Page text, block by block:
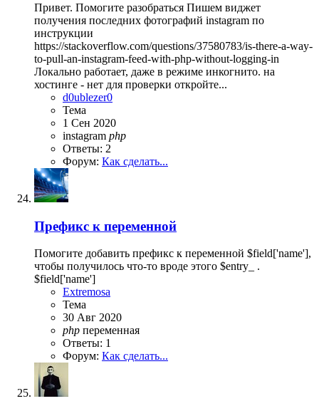
Привет. Помогите разобраться Пишем виджет
получения последних фотографий instagram по
инструкции
https://stackoverflow.com/questions/37580783/is-there-a-way-
to-pull-an-instagram-feed-with-php-without-logging-in
Локально работает, даже в режиме инкогнито. на
хостинге - нет для проверки откройте...
d0ublezer0
Тема
1 Сен 2020
instagram php
Ответы: 2
Форум: Как сделать...
Префикс к переменной
Помогите добавить префикс к переменной $field['name'],
чтобы получилось что-то вроде этого $entry_ .
$field['name']
Extremosa
Тема
30 Авг 2020
php переменная
Ответы: 1
Форум: Как сделать...